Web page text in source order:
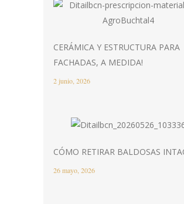
CERÁMICA Y ESTRUCTURA PARA
FACHADAS, A MEDIDA!
2 junio, 2026
CÓMO RETIRAR BALDOSAS
26 mayo, 2026